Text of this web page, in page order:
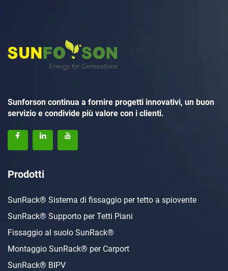
Sunforson continua a fornire progetti innovativi, un buon
servizio e condivide più valore con i clienti.
Prodotti
SunRack® Sistema di fissaggio per tetto a spiovente
SunRack® Supporto per Tetti Piani
Fissaggio al suolo SunRack®
Montaggio SunRack® per Carport
SunRack® BIPV